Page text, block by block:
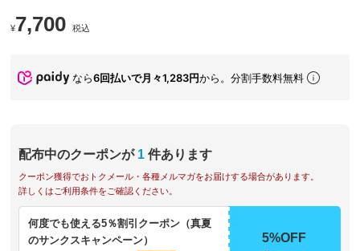
¥7,700 税込
なら6回払いで月々1,283円から。分割手数料無料
配布中のクーポンが 1 件あります
クーポン獲得でおトクメール・各種メルマガをお届けする場合があります。
詳しくはご利用条件をご確認ください。
何度でも使える5％割引クーポン（真夏
のサンクスキャンペーン）
5%OFF